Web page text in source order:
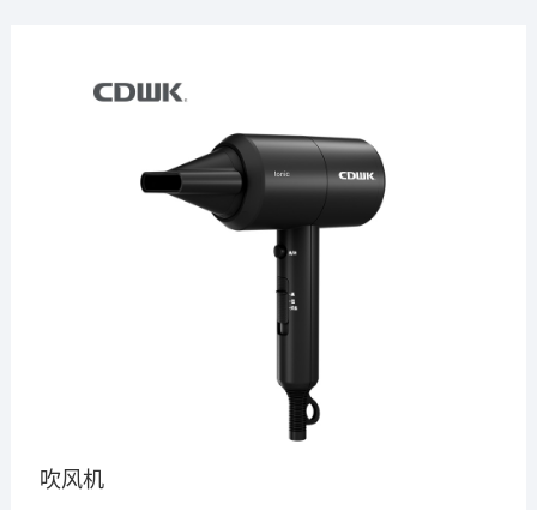
吹风机